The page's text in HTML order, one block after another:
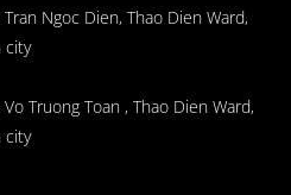
Ngoc Dien, Thao Dien Ward,
city
Truong Toan , Thao Dien Ward,
city